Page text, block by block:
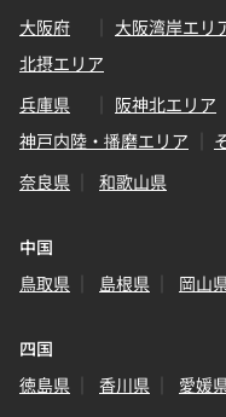
大阪府
大阪湾岸エリ
北摂エリア
兵庫県
阪神北エリア
神戸内陸・播磨エリア
奈良県
和歌山県
中国
鳥取県
島根県 岡山
四国
徳島県
香川県 愛媛